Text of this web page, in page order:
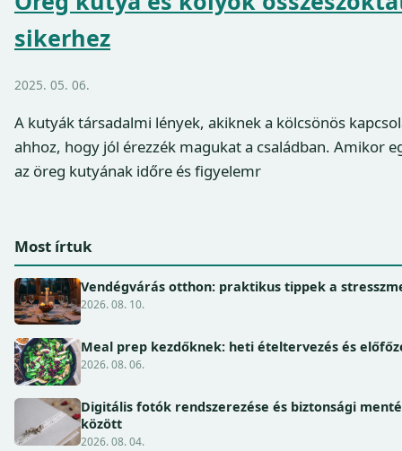
sikerhez
2025. 05. 06.
A kutyák társadalmi lények, akiknek a kölcsönös
ahhoz, hogy jól érezzék magukat a családban. Amikor
az öreg kutyának időre és figyelemr
Most írtuk
Vendégvárás otthon: praktikus tippek a
2026. 08. 10.
Meal prep kezdőknek: heti ételtervezés és
2026. 08. 06.
Digitális fotók rendszerezése és biztonsági
között
2026. 08. 04.